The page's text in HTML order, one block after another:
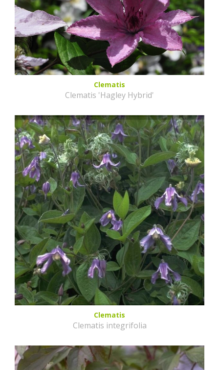
Clematis
Clematis 'Hagley Hybrid'
Clematis
Clematis integrifolia